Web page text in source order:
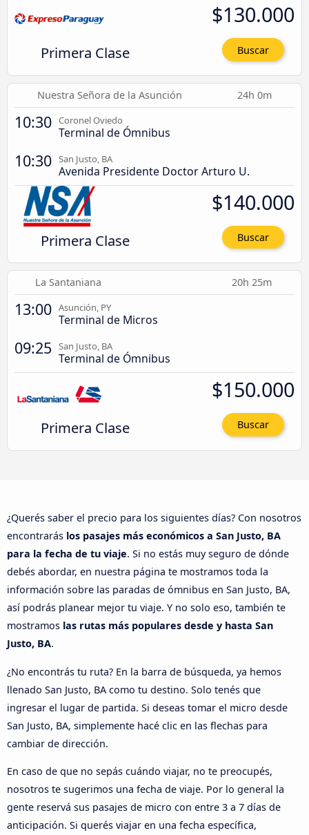
Primera Clase
$130.000
Buscar
Nuestra Señora de la Asunción 24h 0m
10:30 Coronel Oviedo
Terminal de Ómnibus
10:30 San Justo, BA
Avenida Presidente Doctor Arturo U.
Primera Clase
$140.000
Buscar
La Santaniana 20h 25m
13:00 Asunción, PY
Terminal de Micros
09:25 San Justo, BA
Terminal de Ómnibus
Primera Clase
$150.000
Buscar
¿Querés saber el precio para los siguientes días? Con nosotros
encontrarás los pasajes más económicos a San Justo, BA
para la fecha de tu viaje. Si no estás muy seguro de dónde
debés abordar, en nuestra página te mostramos toda la
información sobre las paradas de ómnibus en San Justo, BA,
así podrás planear mejor tu viaje. Y no solo eso, también te
mostramos las rutas más populares desde y hasta San
Justo, BA.
¿No encontrás tu ruta? En la barra de búsqueda, ya hemos
llenado San Justo, BA como tu destino. Solo tenés que
ingresar el lugar de partida. Si deseas tomar el micro desde
San Justo, BA, simplemente hacé clic en las flechas para
cambiar de dirección.
En caso de que no sepás cuándo viajar, no te preocupés,
nosotros te sugerimos una fecha de viaje. Por lo general la
gente reservá sus pasajes de micro con entre 3 a 7 días de
anticipación. Si querés viajar en una fecha específica,